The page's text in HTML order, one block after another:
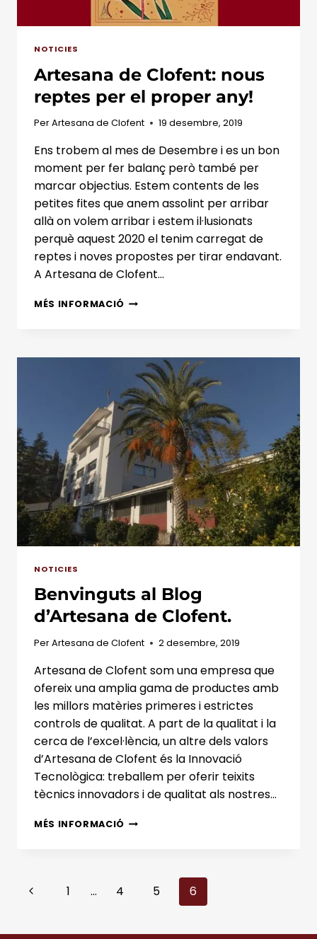
NOTICIES
Artesana de Clofent: nous
reptes per el proper any!
PerArtesana de Clofent 19 desembre, 2019
Ens trobem al mes de Desembre i es un bon
moment per fer balanç però també per
marcar objectius. Estem contents de les
petites fites que anem assolint per arribar
allà on volem arribar i estem il·lusionats
perquè aquest 2020 el tenim carregat de
reptes i noves propostes per tirar endavant.
A Artesana de Clofent…
MÉS INFORMACIÓARTESANA
REPTES
PER
EL
PROPER
ANY!
NOTICIES
Benvinguts al Blog
d’Artesana de Clofent.
PerArtesana de Clofent 2 desembre, 2019
Artesana de Clofent som una empresa que
ofereix una amplia gama de productes amb
les millors matèries primeres i estrictes
controls de qualitat. A part de la qualitat i la
cerca de l’excel·lència, un altre dels valors
d’Artesana de Clofent és la Innovació
Tecnològica: treballem per oferir teixits
tècnics innovadors i de qualitat als nostres…
MÉS INFORMACIÓBENVINGUTS
CLOFENT.
Navegació
Pàgina
1 … 4 5 6